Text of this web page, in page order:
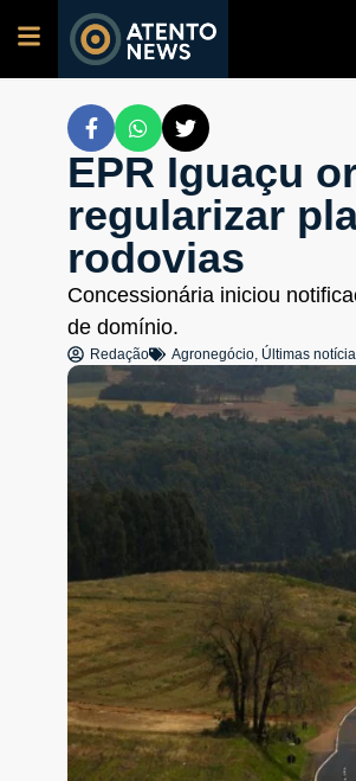
EPR Iguaçu
regularizar
rodovias
Concessionária iniciou
de domínio.
Redação Agronegócio, Últimas